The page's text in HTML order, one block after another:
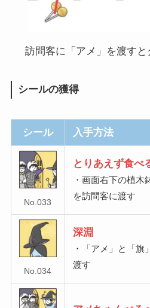
訪問客に「アメ」を渡すと
シールの獲得
シール 入手方法
No.033
とりあえず食べ
・画面右下の植木
を訪問客に渡す
No.034
深淵
・「アメ」と「旗
渡す